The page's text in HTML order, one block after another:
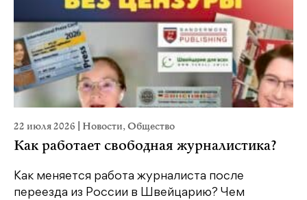
22 июля 2026 Новости,Общество
Как работает свободная журналистика?
Как меняется работа журналиста после
переезда из России в Швейцарию? Чем